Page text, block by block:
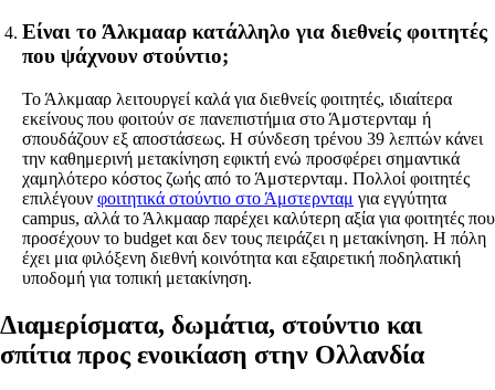
Είναι το Άλκμααρ κατάλληλο για διεθνείς φοιτητές
που ψάχνουν στούντιο;
Το Άλκμααρ λειτουργεί καλά για διεθνείς φοιτητές, ιδιαίτερα
εκείνους που φοιτούν σε πανεπιστήμια στο Άμστερνταμ ή
σπουδάζουν εξ αποστάσεως. Η σύνδεση τρένου 39 λεπτών κάνει
την καθημερινή μετακίνηση εφικτή ενώ προσφέρει σημαντικά
χαμηλότερο κόστος ζωής από το Άμστερνταμ. Πολλοί φοιτητές
επιλέγουν φοιτητικά στούντιο στο Άμστερνταμ για εγγύτητα
campus, αλλά το Άλκμααρ παρέχει καλύτερη αξία για φοιτητές που
προσέχουν το budget και δεν τους πειράζει η μετακίνηση. Η πόλη
έχει μια φιλόξενη διεθνή κοινότητα και εξαιρετική ποδηλατική
υποδομή για τοπική μετακίνηση.
Διαμερίσματα, δωμάτια, στούντιο και
σπίτια προς ενοικίαση στην Ολλανδία